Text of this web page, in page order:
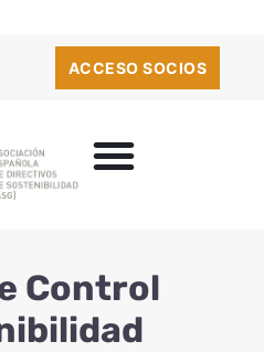
ACCESO SOCIOS
Control